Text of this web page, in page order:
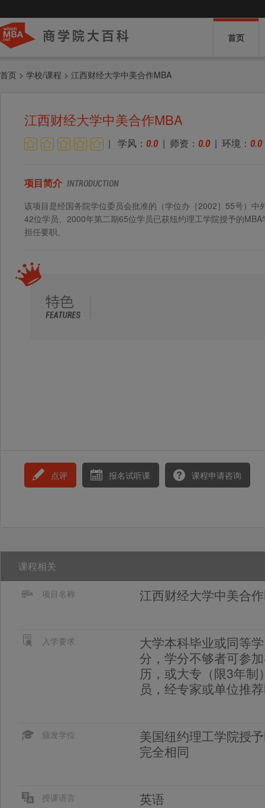
首页
首页 > 学校/课程 > 江西财经大学中美合作MBA
江西财经大学中美合作MBA
| 学风： 0.0| 师资： 0.0| 环境： 0.0
项目简介 INTRODUCTION
该项目是经国务院学位委员会批准的（学位办［2002］55号）
42位学员、2000年第二期65位学员已获纽约理工学院授予的
担任要职。
点评 报名试听课 课程申请咨询
课程相关
项目名称 江西财经大学中美合
入学要求
大学本科毕业或同等
分，学分不够者可参
历，或大专（限3年
员，经专家或单位推
颁发学位
美国纽约理工学院授
完全相同
授课语言 英语